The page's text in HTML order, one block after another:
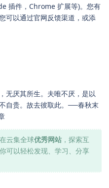
插件，Chrome 扩展等)。您有
可以通过官网反馈渠道，或添
无厌其所生。夫唯不厌，是以
自贵。故去彼取此。──春秋末
云集全球优秀网站 ，探索互
可以轻松发现、学习、分享